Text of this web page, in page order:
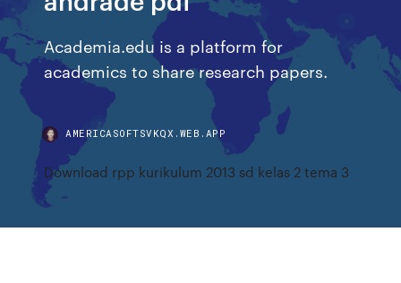
Academia.edu is a platform for
academics to share research papers.
AMERICASOFTSVKQX.WEB.APP
Download rpp kurikulum 2013 sd kelas 2 tema 3